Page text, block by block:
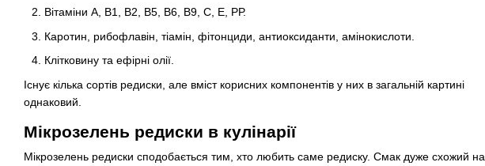
Вітаміни А, В1, В2, В5, В6, В9, С, Е, РР.
Каротин, рибофлавін, тіамін, фітонциди, антиоксиданти, амінокислоти.
Клітковину та ефірні олії.
Існує кілька сортів редиски, але вміст корисних компонентів у них в загальній картині
однаковий.
Мікрозелень редиски в кулінарії
Мікрозелень редиски сподобається тим, хто любить саме редиску. Смак дуже схожий на